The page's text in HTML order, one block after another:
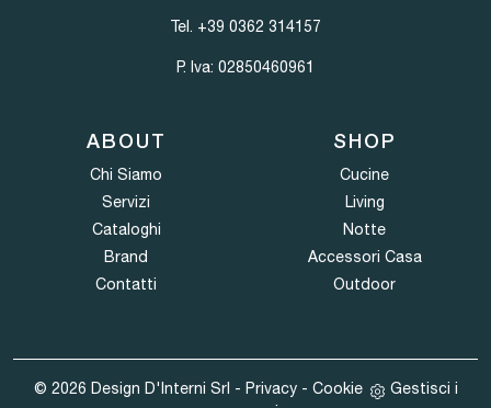
Tel. +39 0362 314157
P. Iva: 02850460961
ABOUT
Chi Siamo
Servizi
Cataloghi
Brand
Contatti
SHOP
Cucine
Living
Notte
Accessori Casa
Outdoor
© 2026 Design D'Interni Srl - Privacy- Cookie
Gestisci i